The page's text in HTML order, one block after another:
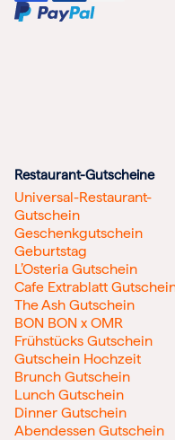
Restaurant-Gutscheine
Universal-Restaurant-
Gutschein
Geschenkgutschein
Geburtstag
L’Osteria Gutschein
Cafe Extrablatt
The Ash Gutschein
BON BON x OMR
Frühstücks Gutschein
Gutschein Hochzeit
Brunch Gutschein
Lunch Gutschein
Dinner Gutschein
Abendessen Gutschein